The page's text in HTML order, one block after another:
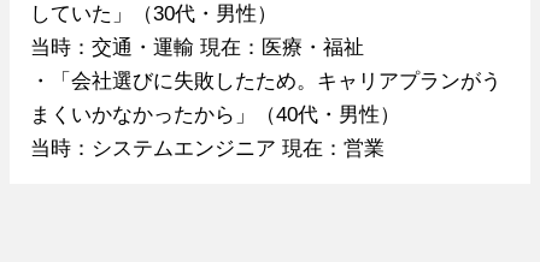
していた」（30代・男性）
当時：交通・運輸 現在：医療・福祉
・「会社選びに失敗したため。キャリアプランがう
まくいかなかったから」（40代・男性）
当時：システムエンジニア 現在：営業